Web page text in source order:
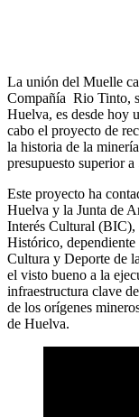
La unión del Muelle
Compañía Rio Tinto,
Huelva, es desde hoy
cabo el proyecto de
la historia de la
presupuesto superior
Este proyecto ha
Huelva y la Junta de
Interés Cultural
Histórico,
Cultura y Deporte de
el visto bueno a la
infraestructura clave
de los orígenes
de Huelva.